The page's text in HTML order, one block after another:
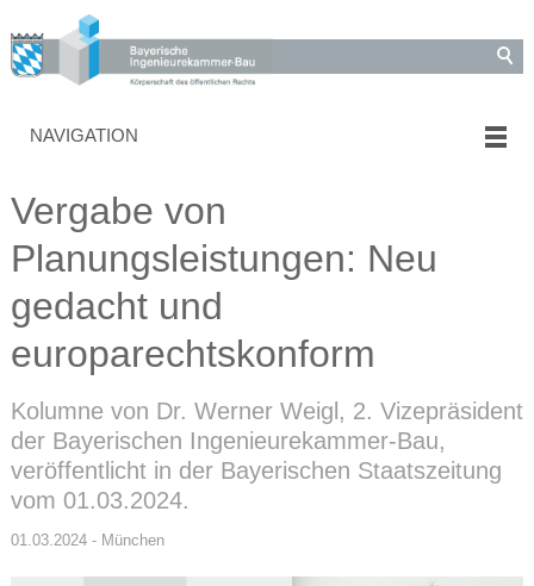
NAVIGATION
Vergabe von
Planungsleistungen: Neu
gedacht und
europarechtskonform
Kolumne von Dr. Werner Weigl, 2. Vizepräsident
der Bayerischen Ingenieurekammer-Bau,
veröffentlicht in der Bayerischen Staatszeitung
vom 01.03.2024.
01.03.2024 - München